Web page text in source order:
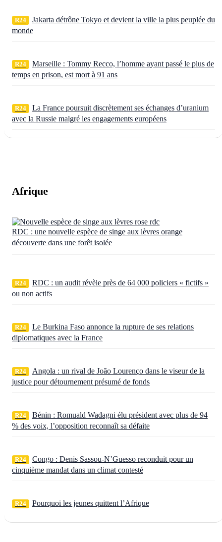
R24
Jakarta détrône Tokyo et devient la ville la plus peuplée du
monde
R24
Marseille : Tommy Recco, l’homme ayant passé le plus de
temps en prison, est mort à 91 ans
R24
La France poursuit discrètement ses échanges d’uranium
avec la Russie malgré les engagements européens
Afrique
RDC : une nouvelle espèce de singe aux lèvres orange
découverte dans une forêt isolée
R24
RDC : un audit révèle près de 64 000 policiers « fictifs »
ou non actifs
R24
Le Burkina Faso annonce la rupture de ses relations
diplomatiques avec la France
R24
Angola : un rival de João Lourenço dans le viseur de la
justice pour détournement présumé de fonds
R24
Bénin : Romuald Wadagni élu président avec plus de 94
% des voix, l’opposition reconnaît sa défaite
R24
Congo : Denis Sassou‑N’Guesso reconduit pour un
cinquième mandat dans un climat contesté
R24 Pourquoi les jeunes quittent l’Afrique